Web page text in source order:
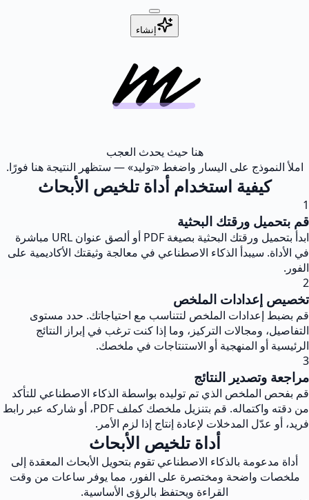
إنشاء
هنا حيث يحدث العجب
املأ النموذج على اليسار واضغط «توليد» — ستظهر النتيجة هنا فورًا.
كيفية استخدام أداة تلخيص الأبحاث
1
قم بتحميل ورقتك البحثية
ابدأ بتحميل ورقتك البحثية بصيغة PDF أو ألصق عنوان URL مباشرة
في الأداة. سيبدأ الذكاء الاصطناعي في معالجة وثيقتك الأكاديمية على
الفور.
2
تخصيص إعدادات الملخص
قم بضبط إعدادات الملخص لتتناسب مع احتياجاتك. حدد مستوى
التفاصيل، ومجالات التركيز، وما إذا كنت ترغب في إبراز النتائج
الرئيسية أو المنهجية أو الاستنتاجات في ملخصك.
3
مراجعة وتصدير النتائج
قم بفحص الملخص الذي تم توليده بواسطة الذكاء الاصطناعي للتأكد
من دقته واكتماله. قم بتنزيل ملخصك كملف PDF، أو شاركه عبر رابط
فريد، أو عدّل المدخلات لإعادة إنتاج إذا لزم الأمر.
أداة تلخيص الأبحاث
أداة مدعومة بالذكاء الاصطناعي تقوم بتحويل الأبحاث المعقدة إلى
ملخصات واضحة ومختصرة على الفور، مما يوفر ساعات من وقت
القراءة ويحتفظ بالرؤى الأساسية.